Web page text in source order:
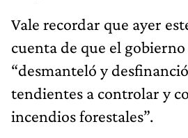
Vale recordar que ayer
cuenta de que el
“desmanteló y
tendientes a controlar y
incendios forestales”.